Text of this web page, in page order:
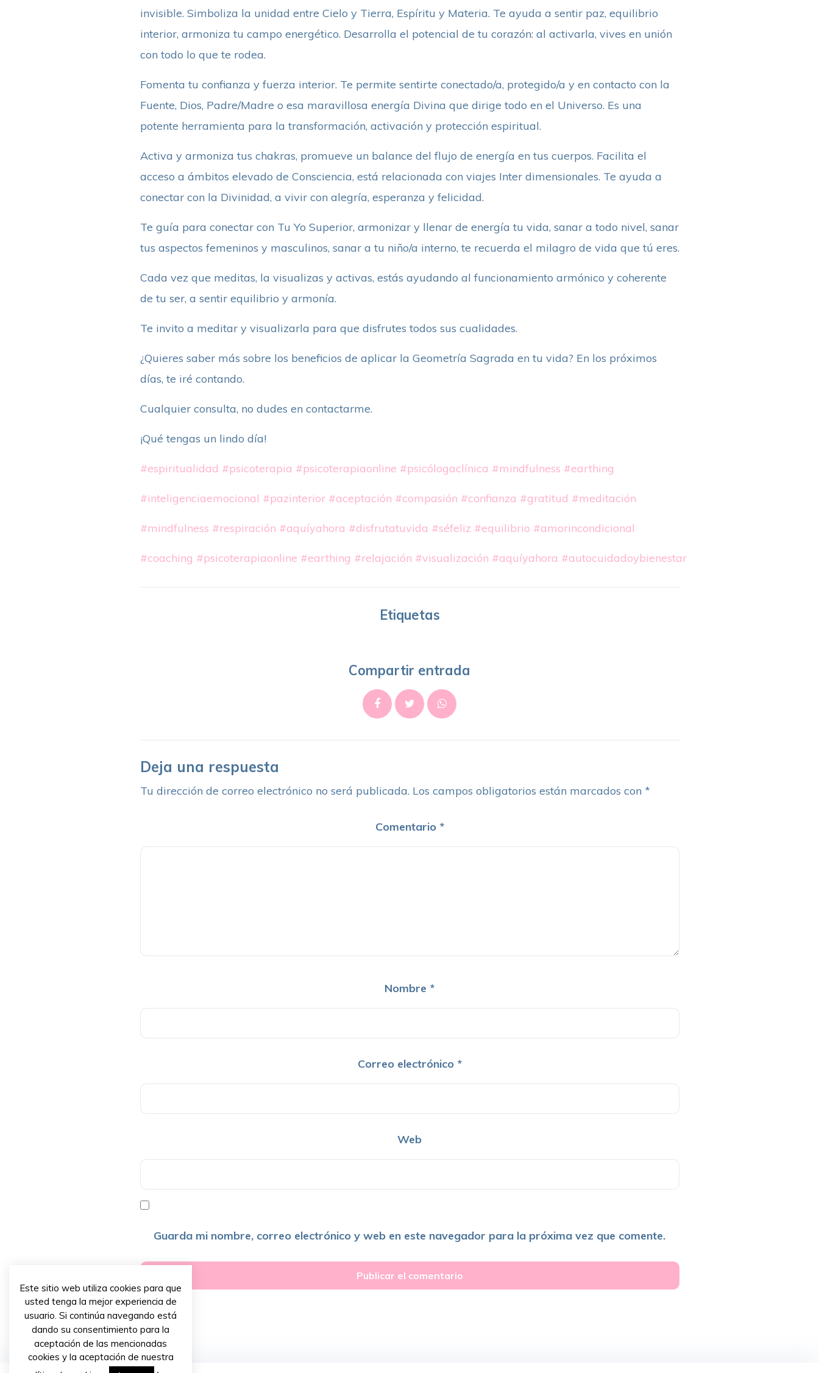
invisible. Simboliza la unidad entre Cielo y Tierra, Espíritu y Materia. Te ayuda a sentir paz, equilibrio
interior, armoniza tu campo energético. Desarrolla el potencial de tu corazón: al activarla, vives en unión
con todo lo que te rodea.
Fomenta tu confianza y fuerza interior. Te permite sentirte conectado/a, protegido/a y en contacto con la
Fuente, Dios, Padre/Madre o esa maravillosa energía Divina que dirige todo en el Universo. Es una
potente herramienta para la transformación, activación y protección espiritual.
Activa y armoniza tus chakras, promueve un balance del flujo de energía en tus cuerpos. Facilita el
acceso a ámbitos elevado de Consciencia, está relacionada con viajes Inter dimensionales. Te ayuda a
conectar con la Divinidad, a vivir con alegría, esperanza y felicidad.
Te guía para conectar con Tu Yo Superior, armonizar y llenar de energía tu vida, sanar a todo nivel, sanar
tus aspectos femeninos y masculinos, sanar a tu niño/a interno, te recuerda el milagro de vida que tú eres.
Cada vez que meditas, la visualizas y activas, estás ayudando al funcionamiento armónico y coherente
de tu ser, a sentir equilibrio y armonía.
Te invito a meditar y visualizarla para que disfrutes todos sus cualidades.
¿Quieres saber más sobre los beneficios de aplicar la Geometría Sagrada en tu vida? En los próximos
días, te iré contando.
Cualquier consulta, no dudes en contactarme.
¡Qué tengas un lindo día!
#espiritualidad #psicoterapia #psicoterapiaonline #psicólogaclínica #mindfulness #earthing
#inteligenciaemocional #pazinterior #aceptación #compasión #confianza #gratitud #meditación
#mindfulness #respiración #aquíyahora #disfrutatuvida #séfeliz #equilibrio #amorincondicional
#coaching #psicoterapiaonline #earthing #relajación #visualización #aquíyahora #autocuidadoybienestar
Etiquetas
Compartir entrada
Deja una respuesta
Tu dirección de correo electrónico no será publicada. Los campos obligatorios están marcados con *
Comentario *
Nombre *
Correo electrónico *
Web
Guarda mi nombre, correo electrónico y web en este navegador para la próxima vez que comente.
Este sitio web utiliza cookies para que
usted tenga la mejor experiencia de
usuario. Si continúa navegando está
dando su consentimiento para la
aceptación de las mencionadas
cookies y la aceptación de nuestra